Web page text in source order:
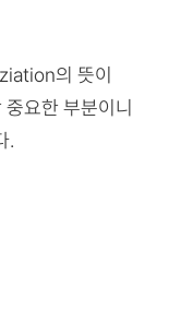
의 뜻이
요한 부분이니
.